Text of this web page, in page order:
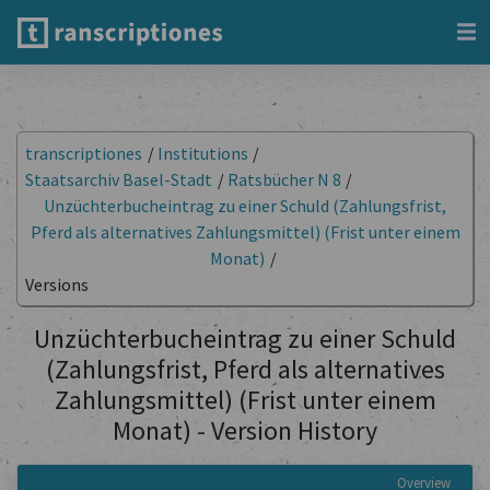
transcriptiones / Institutions /
Staatsarchiv Basel-Stadt / Ratsbücher N 8 /
Unzüchterbucheintrag zu einer Schuld (Zahlungsfrist,
Pferd als alternatives Zahlungsmittel) (Frist unter einem
Monat) /
Versions
Unzüchterbucheintrag zu einer Schuld
(Zahlungsfrist, Pferd als alternatives
Zahlungsmittel) (Frist unter einem
Monat) - Version History
Overview